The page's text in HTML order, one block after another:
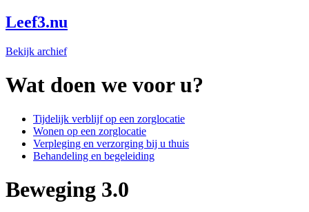
Leef3.nu
Bekijk archief
Wat doen we voor u?
Tijdelijk verblijf op een zorglocatie
Wonen op een zorglocatie
Verpleging en verzorging bij u thuis
Behandeling en begeleiding
Beweging 3.0